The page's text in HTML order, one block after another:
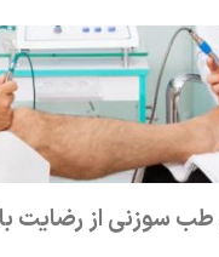
طب سوزنی از رضایت